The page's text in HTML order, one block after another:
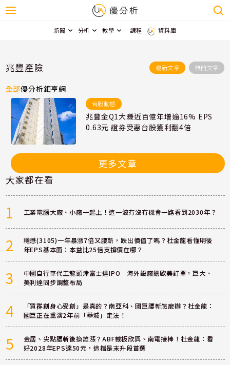
新聞 分析 教學 課程 資料庫
兆豐產險 最新文章 熱門文章
全部優分析鉅亨網
台股動態
兆豐金Q1大賺近百億年增逾16% EPS
0.63元 證券受惠台股獲利翻4倍
更多文章
大家都在看
1 工業電腦大廠、小廠一起上！這一波有沒有機會一路看到2030年？
2
穩懋(3105)一年暴漲7倍又腰斬，跌出價值了嗎？杜金龍看懂明後
年EPS基本面：本益比25倍支撐價在哪？
3
中國自行車代工龍頭津富士達IPO 海外設廠搶歐美訂單，巨大、
美利達同步調整布局
4
「買群創身心受創」是真的？南亞科、國巨腰斬怎麼辦？杜金龍：
國巨正在重演2年前「華城」走法！
5
金居、尖點腰斬後換誰漲？ABF載板欣興、南電接棒！杜金龍：看
好2028年EPS達50元，這檔是末升段首選